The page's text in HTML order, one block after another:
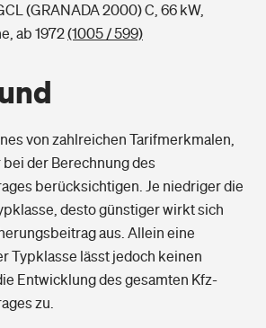
(GRANADA 2000) C, 66 kW,
ab 1972(1005 / 599)
von zahlreichen Tarifmerkmalen,
der Berechnung des
berücksichtigen. Je niedriger die
desto günstiger wirkt sich
aus. Allein eine
Typklasse lässt jedoch keinen
Entwicklung des gesamten Kfz-
zu.